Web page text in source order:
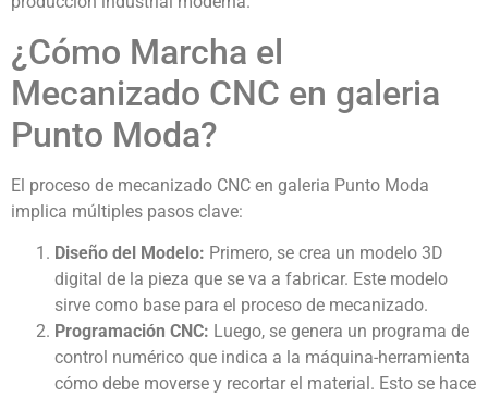
¿Cómo Marcha el
Mecanizado CNC en galeria
Punto Moda?
El proceso de mecanizado CNC en galeria Punto Moda
implica múltiples pasos clave:
Diseño del Modelo: Primero, se crea un modelo 3D
digital de la pieza que se va a fabricar. Este modelo
sirve como base para el proceso de mecanizado.
Programación CNC: Luego, se genera un programa de
control numérico que indica a la máquina-herramienta
cómo debe moverse y recortar el material. Esto se hace